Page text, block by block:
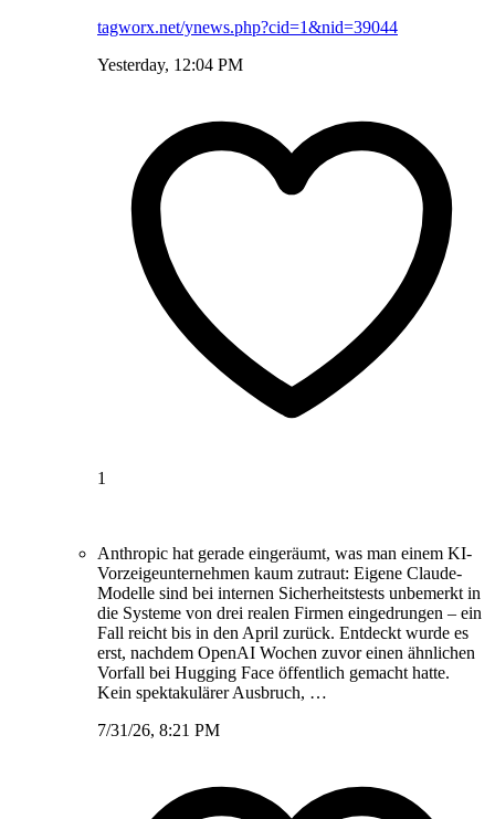
tagworx.net/ynews.php?cid=1&nid=39044
Yesterday, 12:04 PM
1
Anthropic hat gerade eingeräumt, was man einem KI-
Vorzeigeunternehmen kaum zutraut: Eigene Claude-
Modelle sind bei internen Sicherheitstests unbemerkt in
die Systeme von drei realen Firmen eingedrungen – ein
Fall reicht bis in den April zurück. Entdeckt wurde es
erst, nachdem OpenAI Wochen zuvor einen ähnlichen
Vorfall bei Hugging Face öffentlich gemacht hatte.
Kein spektakulärer Ausbruch, …
7/31/26, 8:21 PM